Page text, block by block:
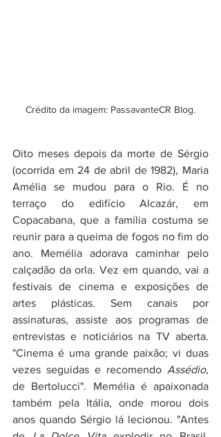
Crédito da imagem: PassavanteCR Blog.
Oito meses depois da morte de Sérgio
(ocorrida em 24 de abril de 1982), Maria
Amélia se mudou para o Rio. É no
terraço do edifício Alcazár, em
Copacabana, que a família costuma se
reunir para a queima de fogos no fim do
ano. Memélia adorava caminhar pelo
calçadão da orla. Vez em quando, vai a
festivais de cinema e exposições de
artes plásticas. Sem canais por
assinaturas, assiste aos programas de
entrevistas e noticiários na TV aberta.
"Cinema é uma grande paixão; vi duas
vezes seguidas e recomendo Assédio,
de Bertolucci". Memélia é apaixonada
também pela Itália, onde morou dois
anos quando Sérgio lá lecionou. "Antes